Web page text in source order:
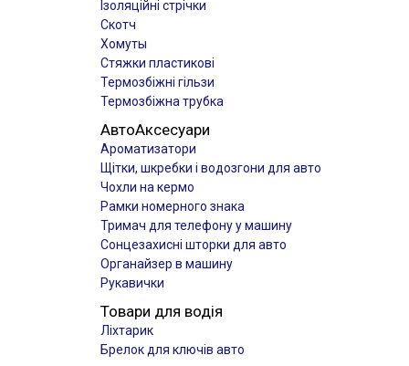
Ізоляційні стрічки
Скотч
Хомуты
Стяжки пластикові
Термозбіжні гільзи
Термозбіжна трубка
АвтоАксесуари
Ароматизатори
Щітки, шкребки і водозгони для авто
Чохли на кермо
Рамки номерного знака
Тримач для телефону у машину
Сонцезахисні шторки для авто
Органайзер в машину
Рукавички
Товари для водія
Ліхтарик
Брелок для ключів авто